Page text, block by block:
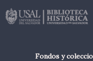
Fondos y